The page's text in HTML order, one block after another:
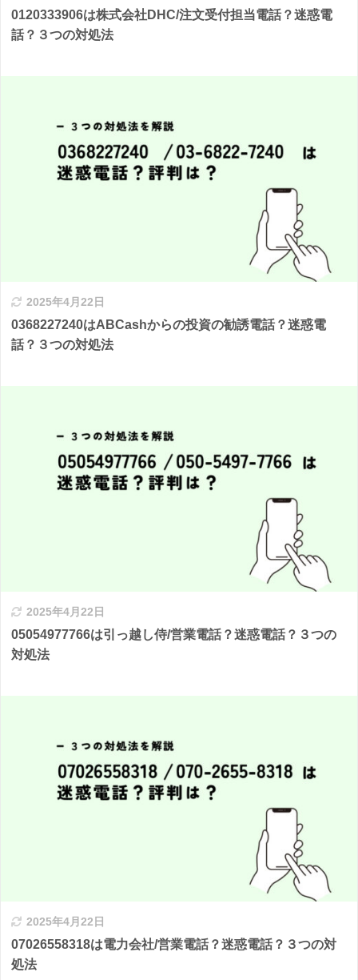
0120333906は株式会社DHC/注文受付担当電話？迷惑電
話？３つの対処法
2025年4月22日
0368227240はABCashからの投資の勧誘電話？迷惑電
話？３つの対処法
2025年4月22日
05054977766は引っ越し侍/営業電話？迷惑電話？３つの
対処法
2025年4月22日
07026558318は電力会社/営業電話？迷惑電話？３つの対
処法